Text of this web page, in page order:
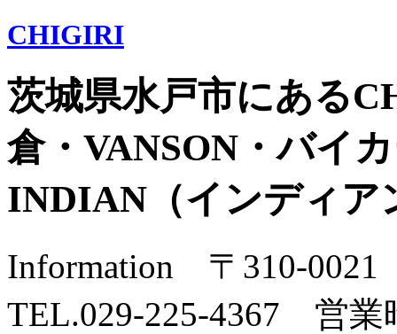
CHIGIRI
茨城県水戸市にある
倉・VANSON・バイ
INDIAN（インディア
Information 〒310-
TEL.029-225-4367 営業